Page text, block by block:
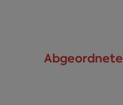
Abgeordnete